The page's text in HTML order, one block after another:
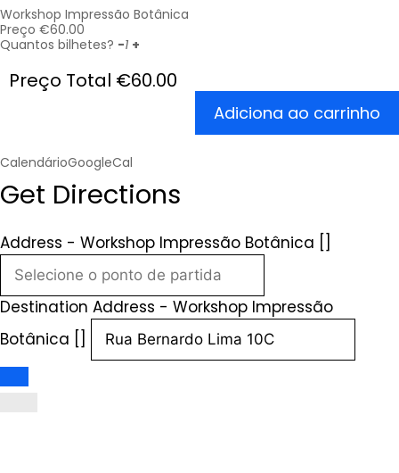
Workshop Impressão Botânica
Preço €60.00
Quantos bilhetes? -1 +
Preço Total €60.00
Adiciona ao carrinho
CalendárioGoogleCal
Get Directions
Address - Workshop Impressão Botânica []
Destination Address - Workshop Impressão
Botânica []